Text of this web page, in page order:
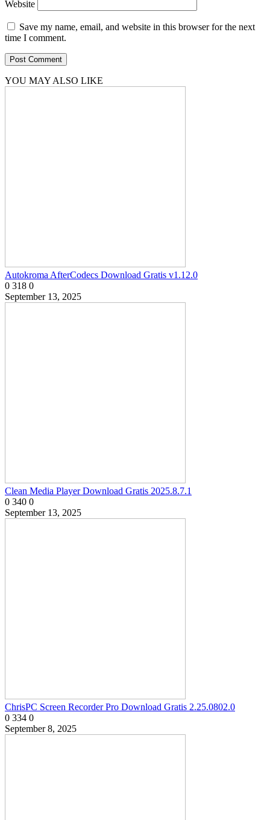
Website
Save my name, email, and website in this browser for the next
time I comment.
YOU MAY ALSO LIKE
Autokroma AfterCodecs Download Gratis v1.12.0
0 318 0
September 13, 2025
Clean Media Player Download Gratis 2025.8.7.1
0 340 0
September 13, 2025
ChrisPC Screen Recorder Pro Download Gratis 2.25.0802.0
0 334 0
September 8, 2025